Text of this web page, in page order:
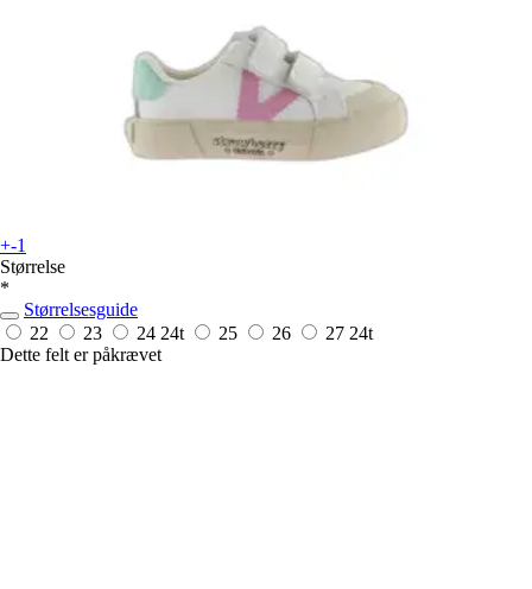
+-1
Størrelse
*
Størrelsesguide
22
23 24 24t 25 26 27 24t
Dette felt er påkrævet